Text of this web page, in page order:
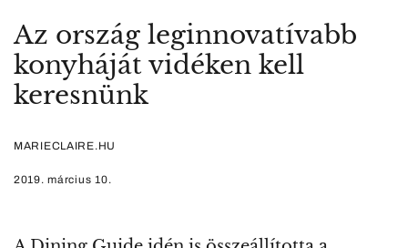
Az ország leginnovatívabb
konyháját vidéken kell
keresnünk
MARIECLAIRE.HU
2019. március 10.